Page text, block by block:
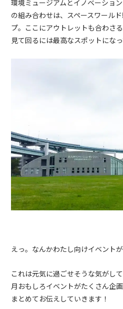
環境ミュージアムとイノベーショ
の組み合わせは、スペースワール
プ。ここにアウトレットも合わさ
見て回るには最高なスポットになっ
えっ。なんかわたし向けイベント
これは元気に過ごせそうな気がし
月おもしろイベントがたくさん企
まとめてお伝えしていきます！